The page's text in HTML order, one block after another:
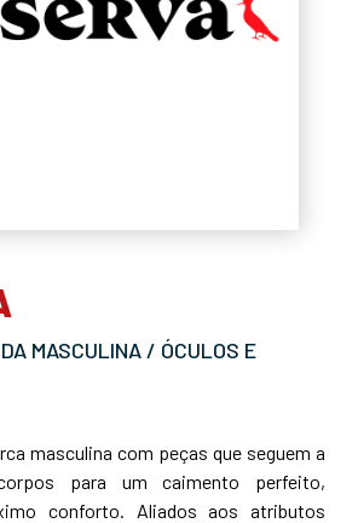
MASCULINA / ÓCULOS E
masculina com peças que seguem a
para um caimento perfeito,
conforto. Aliados aos atributos